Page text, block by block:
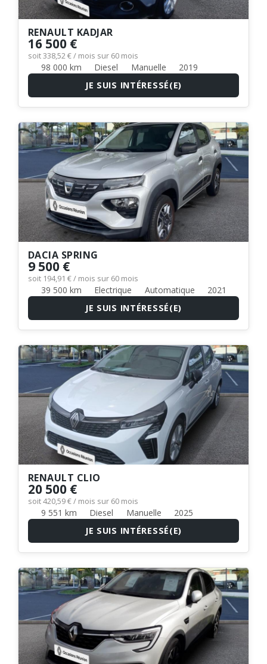
RENAULT KADJAR
16 500 €
soit 338,52 € / mois sur 60 mois
98 000 km Diesel Manuelle
2019
JE SUIS INTÉRESSÉ(E)
DACIA SPRING
9 500 €
soit 194,91 € / mois sur 60 mois
39 500 km Electrique Automatique
2021
JE SUIS INTÉRESSÉ(E)
RENAULT CLIO
20 500 €
soit 420,59 € / mois sur 60 mois
9 551 km Diesel Manuelle
2025
JE SUIS INTÉRESSÉ(E)